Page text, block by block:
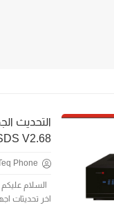
V2.68
Phone
السلام
اخر تحديثات